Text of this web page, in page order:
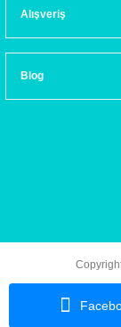
Alışveriş
Blog
Kredi kartı